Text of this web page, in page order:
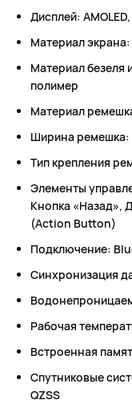
Дисплей:
Материал
Материал безеля
полимер
Материал
Ширина ремешка:
Тип крепления
Элементы
Кнопка «Назад»,
(Action Button)
Подключение:
Синхронизация
Рабочая
Встроенная
Спутниковые
QZSS